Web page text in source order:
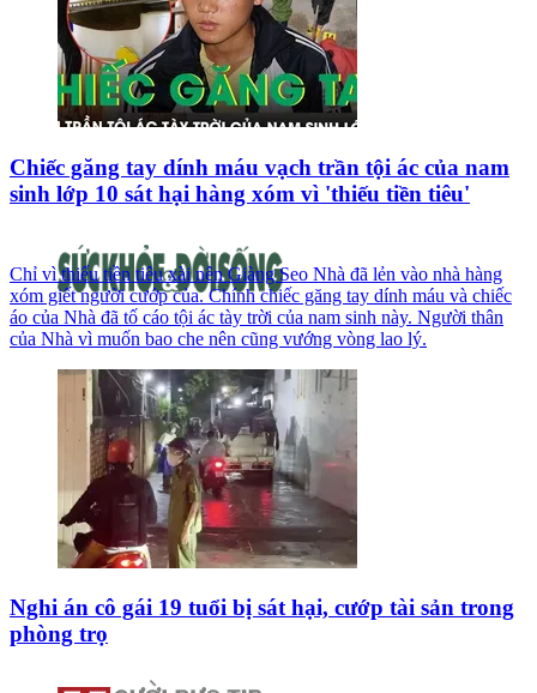
Chiếc găng tay dính máu vạch trần tội ác của nam
sinh lớp 10 sát hại hàng xóm vì 'thiếu tiền tiêu'
Chỉ vì thiếu tiền tiêu xài nên Giàng Seo Nhà đã lẻn vào nhà hàng
xóm giết người cướp của. Chính chiếc găng tay dính máu và chiếc
áo của Nhà đã tố cáo tội ác tày trời của nam sinh này. Người thân
của Nhà vì muốn bao che nên cũng vướng vòng lao lý.
Nghi án cô gái 19 tuổi bị sát hại, cướp tài sản trong
phòng trọ